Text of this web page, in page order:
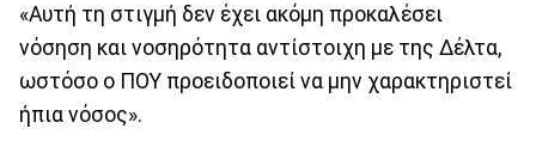
«Αυτή τη στιγμή δεν έχει ακόμη προκαλέσει
νόσηση και νοσηρότητα αντίστοιχη με της Δέλτα,
ωστόσο ο ΠΟΥ προειδοποιεί να μην χαρακτηριστεί
ήπια νόσος».